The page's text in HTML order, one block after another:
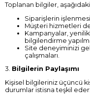
Toplanan bilgiler,
Siparişlerin
Müşteri hizmetleri
Kampanyalar,
bilgilendirme
Site deneyiminizi
çalışmaları.
3. Bilgilerin Paylaşımı
Kişisel bilgileriniz üçüncü
durumlar istisna teşkil eder: